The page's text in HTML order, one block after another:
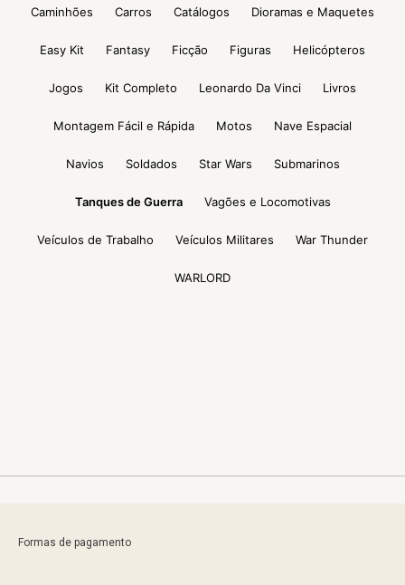
Caminhões Carros Catálogos Dioramas e Maquetes
Easy Kit Fantasy Ficção Figuras Helicópteros
Jogos Kit Completo Leonardo Da Vinci Livros
Montagem Fácil e Rápida Motos Nave Espacial
Navios Soldados Star Wars Submarinos
Tanques de Guerra Vagões e Locomotivas
Veículos de Trabalho Veículos Militares War Thunder
WARLORD
Formas de pagamento